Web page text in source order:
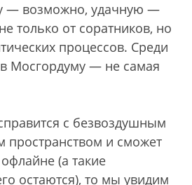
— возможно, удачную —
только от соратников, но
процессов. Среди
Мосгордуму — не самая
с безвоздушным
и сможет
(а такие
остаются), то мы увидим